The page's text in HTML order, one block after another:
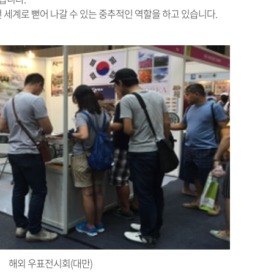
계로 뻗어 나갈 수 있는 중추적인 역할을 하고 있습니다.
해외 우표전시회(대만)